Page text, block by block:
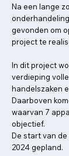
Na een lange
gevonden om
project te
In dit project
verdieping
handelszaken
Daarboven
waarvan 7
objectief.
De start van
2024 gepland.